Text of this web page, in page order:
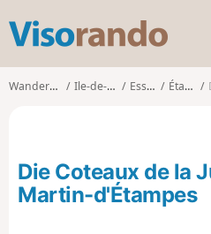
s
o
o
Wanderungen Ile-de-France Essonne Étampes
Die Coteaux de la
Martin-d'Étampes